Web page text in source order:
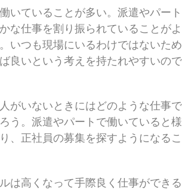
いていることが多い。派遣やパー
な仕事を割り振られていることが
いつも現場にいるわけではないた
良いという考えを持たれやすいの
がいないときにはどのような仕事
う。派遣やパートで働いていると
、正社員の募集を探すようになる
は高くなって手際良く仕事ができ